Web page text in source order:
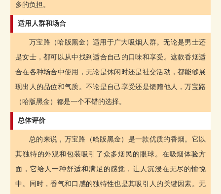
多的负担。
适用人群和场合
万宝路（哈版黑金）适用于广大吸烟人群。无论是男士还
是女士，都可以从中找到适合自己的口味和享受。这款香烟适
合在各种场合中使用，无论是休闲时还是社交活动，都能够展
现出人的品位和气质。不论是自己享受还是馈赠他人，万宝路
（哈版黑金）都是一个不错的选择。
总体评价
总的来说，万宝路（哈版黑金）是一款优质的香烟。它以
其独特的外观和包装吸引了众多烟民的眼球。在吸烟体验方
面，它给人一种舒适和满足的感觉，让人沉浸在无尽的愉悦
中。同时，香气和口感的独特性也是其吸引人的关键因素。无